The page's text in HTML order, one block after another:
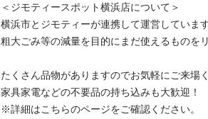
＜ジモティースポット横浜店について＞
横浜市とジモティーが連携して運営しています
粗⼤ごみ等の減量を⽬的にまだ使えるものを
たくさん品物がありますのでお気軽にご来場
家具家電などの不要品の持ち込みも大歓迎！